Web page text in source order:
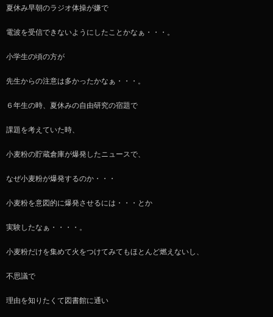
夏休み早朝のラジオ体操が嫌で
電波を受信できないようにしたことかなぁ・・・。
小学生の頃の方が
先生からの注意は多かったかなぁ・・・。
６年生の時、夏休みの自由研究の宿題で
課題を考えていた時、
小麦粉の貯蔵倉庫が爆発したニュースで、
なぜ小麦粉が爆発するのか・・・
小麦粉を意図的に爆発させるには・・・とか
実験したなぁ・・・・。
小麦粉だけを集めて火をつけてみてもほとんど燃えないし、
不思議で
理由を知りたくて図書館に通い